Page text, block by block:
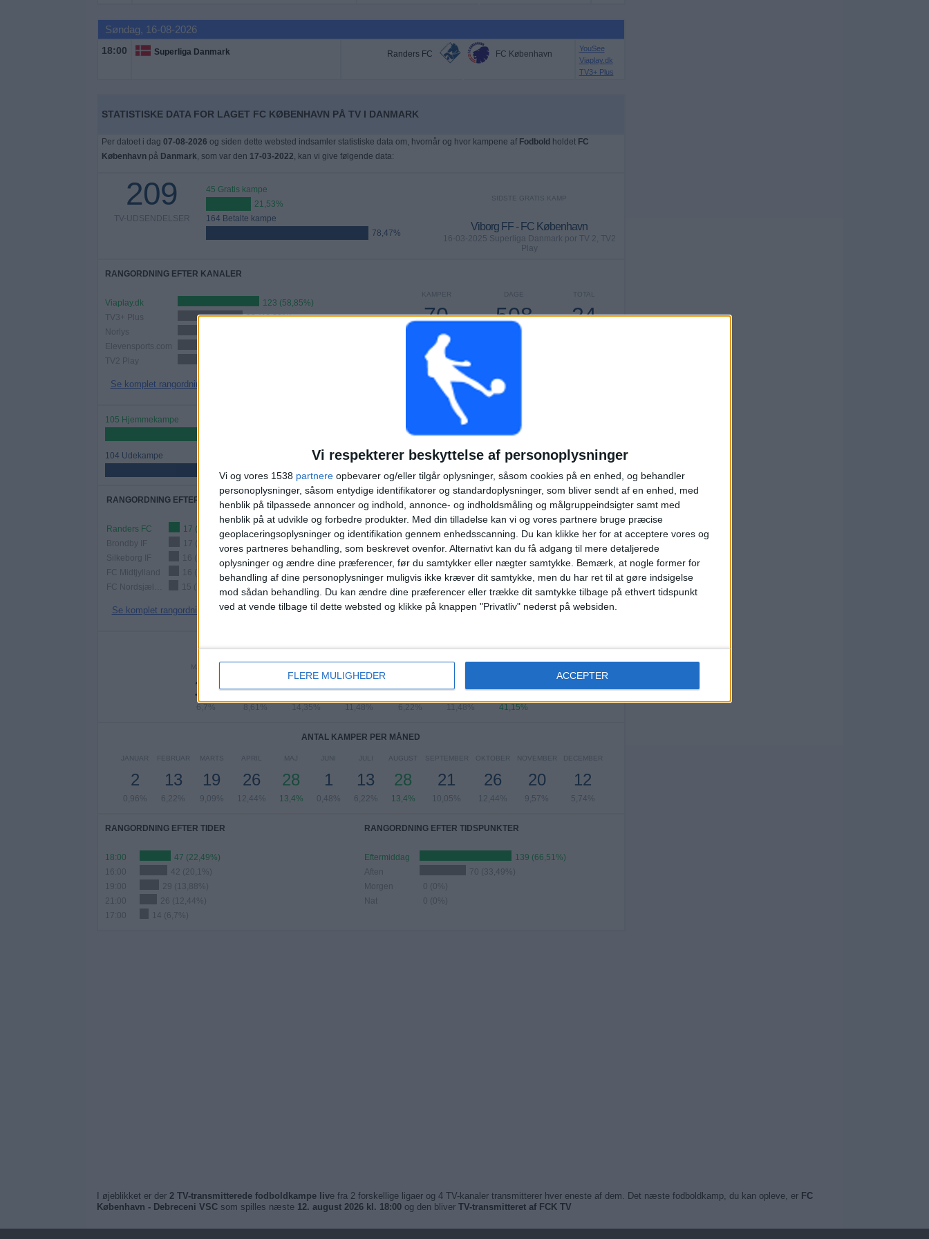
Vi respekterer beskyttelse af personoplysninger
Vi og vores 1538 partnere opbevarer og/eller tilgår oplysninger, såsom cookies på en enhed, og behandler
personoplysninger, såsom entydige identifikatorer og standardoplysninger, som bliver sendt af en enhed, med
henblik på tilpassede annoncer og indhold, annonce- og indholdsmåling og målgruppeindsigter samt med
henblik på at udvikle og forbedre produkter. Med din tilladelse kan vi og vores partnere bruge præcise
geoplaceringsoplysninger og identifikation gennem enhedsscanning. Du kan klikke her for at acceptere vores og
vores partneres behandling, som beskrevet ovenfor. Alternativt kan du få adgang til mere detaljerede
oplysninger og ændre dine præferencer, før du samtykker eller nægter samtykke. Bemærk, at nogle former for
behandling af dine personoplysninger muligvis ikke kræver dit samtykke, men du har ret til at gøre indsigelse
mod sådan behandling.
Du kan ændre dine præferencer eller trække dit samtykke tilbage på ethvert tidspunkt
ved at vende tilbage til dette websted og klikke på knappen "Privatliv" nederst på websiden.
FLERE MULIGHEDER ACCEPTER
Søndag, 16-08-2026
18:00 Superliga Danmark Randers FC FC København
YouSee
Viaplay.dk
TV3+ Plus
STATISTISKE DATA FOR LAGET FC KØBENHAVN PÅ TV I DANMARK
Per datoet i dag 07-08-2026 og siden dette websted indsamler statistiske data om, hvornår og hvor kampene af Fodbold holdet FC
Københavnpå Danmark, som var den 17-03-2022, kan vi give følgende data:
209
TV-UDSENDELSER
45 Gratis kampe
21,53%
164 Betalte kampe
78,47%
SIDSTE GRATIS KAMP
Viborg FF - FC København
16-03-2025 Superliga Danmark por TV 2, TV2
Play
RANGORDNING EFTER KANALER
Viaplay.dk
123 (58,85%)
TV3+ Plus
98 (46,89%)
Norlys
Elevensports.com
TV2 Play
Se komplet rangordning
TOTAL
24
DAGE
508
KAMPER
70
KONTINUERLIGT
BETALTE
105 Hjemmekampe
104 Udekampe
49,76%
51
MAKSIMUM
17
4
RANGORDNING EFTER HOLD
Randers FC
17 (8,13%)
Brondby IF
17 (8,13%)
Silkeborg IF
16 (7,66%)
FC Midtjylland
16 (7,66%)
15 (7,18%)
Se komplet rangordning
RANGORDNING EFTER KONKURRENCER
140 (66,99%)
Champions League
33 (15,79%)
DBU Pokalen
24 (11,48%)
12 (5,74%)
Se komplet rangordning
MANDAG
14
6,7%
18
8,61%
30
14,35%
24
11,48%
13
6,22%
24
11,48%
86
41,15%
ANTAL KAMPER PER MÅNED
JANUAR
2
0,96%
FEBRUAR
13
6,22%
MARTS
19
9,09%
APRIL
26
12,44%
MAJ
28
13,4%
JUNI
1
0,48%
JULI
13
6,22%
AUGUST
28
13,4%
SEPTEMBER
21
10,05%
OKTOBER
26
12,44%
NOVEMBER
20
9,57%
DECEMBER
12
5,74%
RANGORDNING EFTER TIDER
18:00
47 (22,49%)
16:00
42 (20,1%)
19:00
29 (13,88%)
21:00
26 (12,44%)
17:00
14 (6,7%)
RANGORDNING EFTER TIDSPUNKTER
Eftermiddag
139 (66,51%)
Aften
70 (33,49%)
Morgen
0 (0%)
Nat
0 (0%)
I øjeblikket er der 2 TV-transmitterede fodboldkampe live fra 2 forskellige ligaer og 4 TV-kanaler transmitterer hver eneste af dem. Det næste fodboldkamp, du kan opleve, er FC
København - Debreceni VSCsom spilles næste 12. august 2026 kl. 18:00og den bliver TV-transmitteret af FCK TV